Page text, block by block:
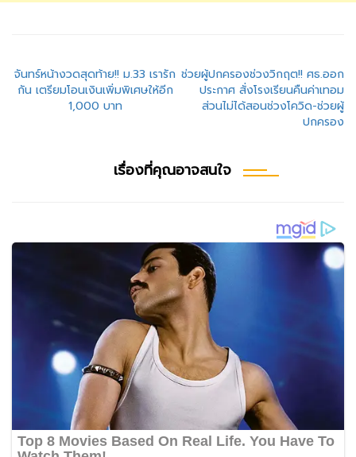
แนะแนว
เรื่อง
จันทร์หน้างวดสุดท้าย!! ม.33 เรารัก
กัน เตรียมโอนเงินเพิ่มพิเศษให้อีก
1,000 บาท
ช่วยผู้ปกครองช่วงวิกฤต!! ศธ.ออก
ประกาศ สั่งโรงเรียนคืนค่าเทอม
ส่วนไม่ได้สอนช่วงโควิด-ช่วยผู้
ปกครอง
เรื่องที่คุณอาจสนใจ